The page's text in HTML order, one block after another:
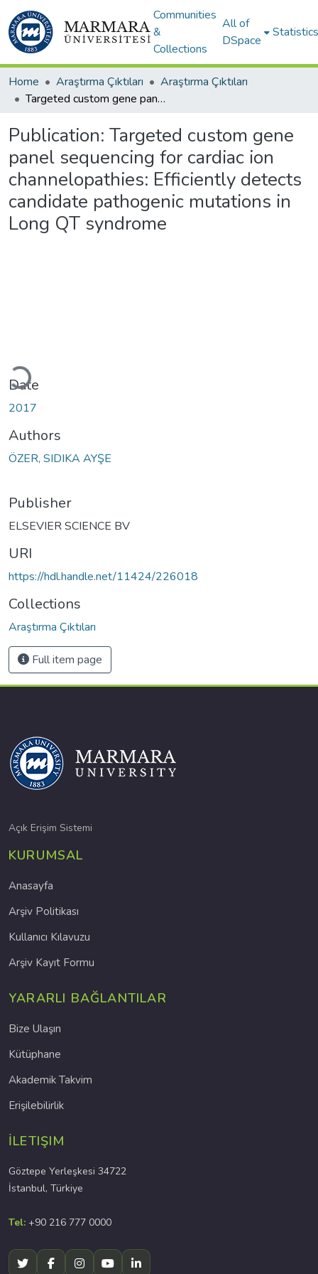
Communities
&
Collections
All of
DSpace
Statistics
Home Araştırma Çıktıları
Araştırma Çıktıları
Targeted custom gene panel sequencing for cardiac ion channelopathies: Efficiently detects candidate pathogenic mutations in Long QT syndrome
Publication: Targeted custom gene
panel sequencing for cardiac ion
channelopathies: Efficiently detects
candidate pathogenic mutations in
Long QT syndrome
Date
2017
Authors
ÖZER, SIDIKA AYŞE
Publisher
ELSEVIER SCIENCE BV
URI
https://hdl.handle.net/11424/226018
Collections
Araştırma Çıktıları
Full item page
Açık Erişim Sistemi
KURUMSAL
Anasayfa
Arşiv Politikası
Kullanıcı Kılavuzu
Arşiv Kayıt Formu
YARARLI BAĞLANTILAR
Bize Ulaşın
Kütüphane
Akademik Takvim
Erişilebilirlik
İLETIŞIM
Göztepe Yerleşkesi 34722
İstanbul, Türkiye
Tel: +90 216 777 0000